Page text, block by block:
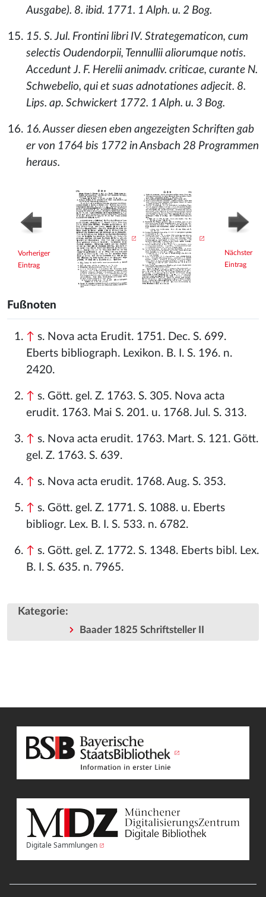
Ausgabe). 8. ibid. 1771. 1 Alph. u. 2 Bog.
15. S. Jul. Frontini libri IV. Strategematicon, cum
selectis Oudendorpii, Tennullii aliorumque notis.
Accedunt J. F. Herelii animadv. criticae, curante N.
Schwebelio, qui et suas adnotationes adjecit. 8.
Lips. ap. Schwickert 1772. 1 Alph. u. 3 Bog.
16. Ausser diesen eben angezeigten Schriften gab
er von 1764 bis 1772 in Ansbach 28 Programmen
heraus.
Vorheriger
Eintrag
Nächster
Eintrag
Fußnoten
↑ s. Nova acta Erudit. 1751. Dec. S. 699.
Eberts bibliograph. Lexikon. B. I. S. 196. n.
2420.
↑ s. Gött. gel. Z. 1763. S. 305. Nova acta
erudit. 1763. Mai S. 201. u. 1768. Jul. S. 313.
↑ s. Nova acta erudit. 1763. Mart. S. 121. Gött.
gel. Z. 1763. S. 639.
↑ s. Nova acta erudit. 1768. Aug. S. 353.
↑ s. Gött. gel. Z. 1771. S. 1088. u. Eberts
bibliogr. Lex. B. I. S. 533. n. 6782.
↑ s. Gött. gel. Z. 1772. S. 1348. Eberts bibl. Lex.
B. I. S. 635. n. 7965.
Kategorie:
Baader 1825 Schriftsteller II
Digitale Sammlungen